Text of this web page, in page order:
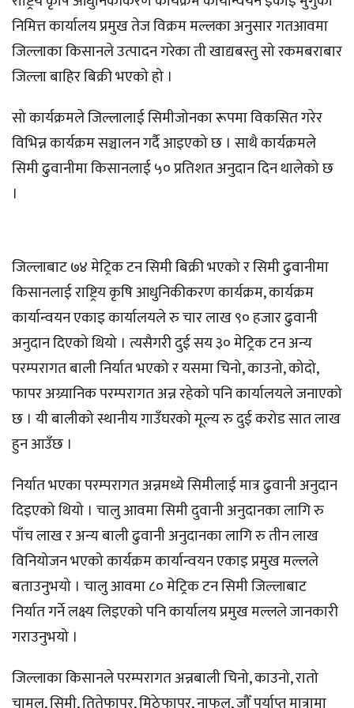
निमित्त कार्यालय प्रमुख तेज विक्रम मल्लका अनुसार गतआवमा
जिल्लाका किसानले उत्पादन गरेका ती खाद्यबस्तु सो रकमबराबार
जिल्ला बाहिर बिक्री भएको हो ।
सो कार्यक्रमले जिल्लालाई सिमीजोनका रूपमा विकसित गरेर
विभिन्न कार्यक्रम सञ्चालन गर्दै आइएको छ । साथै कार्यक्रमले
सिमी ढुवानीमा किसानलाई ५० प्रतिशत अनुदान दिन थालेको छ
।
जिल्लाबाट ७४ मेट्रिक टन सिमी बिक्री भएको र सिमी ढुवानीमा
किसानलाई राष्ट्रिय कृषि आधुनिकीकरण कार्यक्रम, कार्यक्रम
कार्यान्वयन एकाइ कार्यालयले रु चार लाख ९० हजार ढुवानी
अनुदान दिएको थियो । त्यसैगरी दुई सय ३० मेट्रिक टन अन्य
परम्परागत बाली निर्यात भएको र यसमा चिनो, काउनो, कोदो,
फापर अग्र्यानिक परम्परागत अन्न रहेको पनि कार्यालयले जनाएको
छ । यी बालीको स्थानीय गाउँघरको मूल्य रु दुई करोड सात लाख
हुन आउँछ ।
निर्यात भएका परम्परागत अन्नमध्ये सिमीलाई मात्र ढुवानी अनुदान
दिइएको थियो । चालु आवमा सिमी दुवानी अनुदानका लागि रु
पाँच लाख र अन्य बाली ढुवानी अनुदानका लागि रु तीन लाख
विनियोजन भएको कार्यक्रम कार्यान्वयन एकाइ प्रमुख मल्लले
बताउनुभयो । चालु आवमा ८० मेट्रिक टन सिमी जिल्लाबाट
निर्यात गर्ने लक्ष्य लिइएको पनि कार्यालय प्रमुख मल्लले जानकारी
गराउनुभयो ।
जिल्लाका किसानले परम्परागत अन्नबाली चिनो, काउनो, रातो